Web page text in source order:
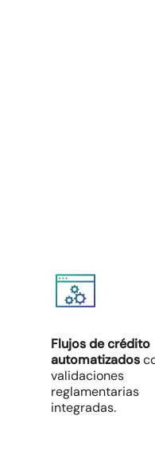
Flujos de crédito
automatizados
validaciones
reglamentarias
integradas.